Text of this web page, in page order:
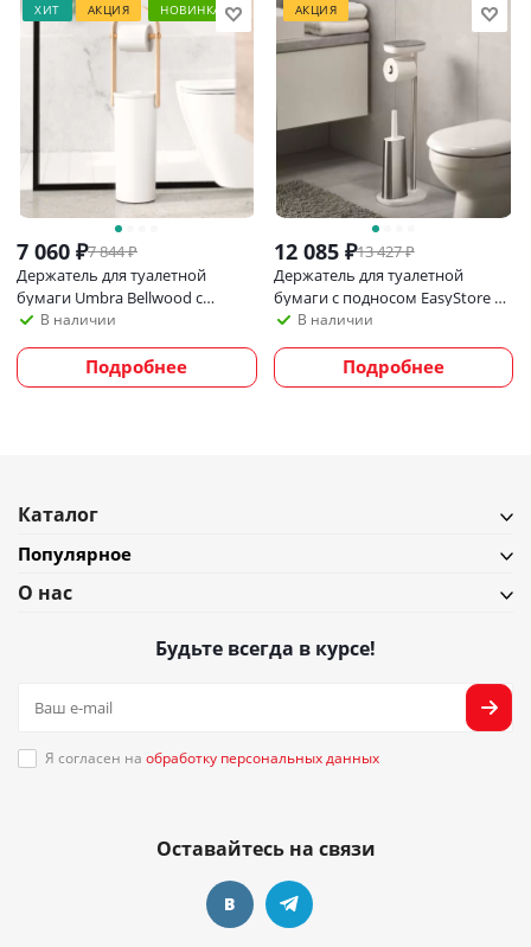
ХИТ АКЦИЯ НОВИНКА
7 060 ₽7 844₽
Держатель для туалетной
бумаги Umbra Bellwood с
контейнером для хранения
В наличии
Подробнее
АКЦИЯ
12 085₽13 427₽
Держатель для туалетной
бумаги с подносом EasyStore +
ершик для унитаза Flex
В наличии
Подробнее
Каталог
Популярное
О нас
Будьте всегда в курсе!
Я согласен на обработку персональных данных
Оставайтесь на связи